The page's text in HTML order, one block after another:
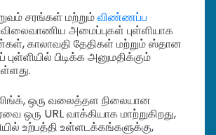
சரங்கள் மற்றும்விண்ணப்ப
விலைவாணிய அமைப்புகள் புள்ளியாக
காலாவதி தேதிகள் மற்றும் ஸ்தான
பிடிக்க அனுமதிக்கும்
லிங்க், ஒரு வலைத்தள நிலையான
ஒரு URL வாக்கியாக மாற்றுகிறது,
உற்பத்தி உள்ளடக்கங்களுக்கு,